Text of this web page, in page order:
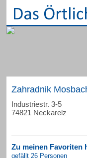
Zahradnik
Industriestr. 3-5
74821 Neckarelz
Zu meinen Favoriten
gefällt 26 Personen